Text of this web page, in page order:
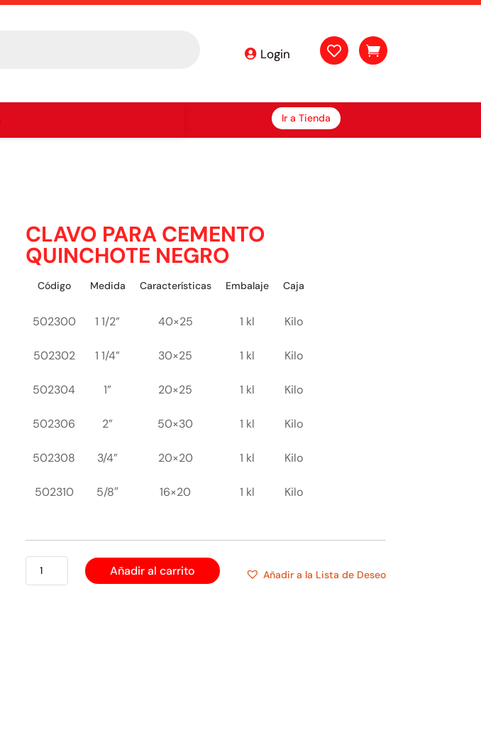
Login  
Ir a Tienda
CLAVO PARA CEMENTO
QUINCHOTE NEGRO
Código Medida Características Embalaje Caja
502300 1 1/2” 40×25 1 kl Kilo
502302 1 1/4” 30×25 1 kl Kilo
502304 1” 20×25 1 kl Kilo
502306 2” 50×30 1 kl Kilo
502308 3/4” 20×20 1 kl Kilo
502310 5/8″ 16×20 1 kl Kilo
Añadir al carrito Añadir a la Lista de Deseo